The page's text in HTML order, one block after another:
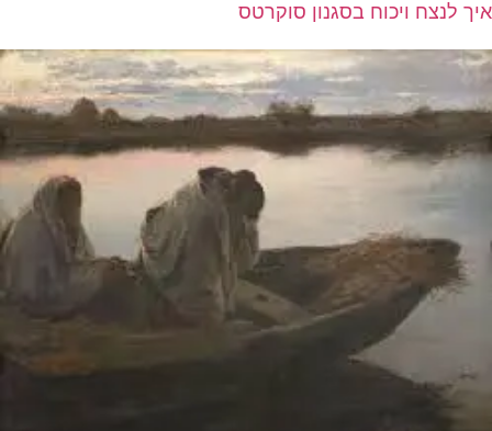
איך לנצח ויכוח בסגנון סוקרטס